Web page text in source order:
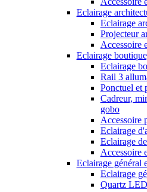
Eclairage
Eclairage
Projecteur
Accessoire
Eclairage
Eclairage
Rail 3
Ponctuel et
Cadreur,
gobo
Accessoire
Eclairage
Eclairage
Accessoire
Eclairage général
Eclairage
Quartz LED